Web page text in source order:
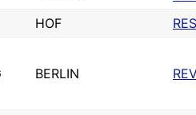
HOF
BERLIN